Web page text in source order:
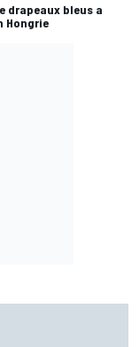
drapeaux bleus a
Hongrie